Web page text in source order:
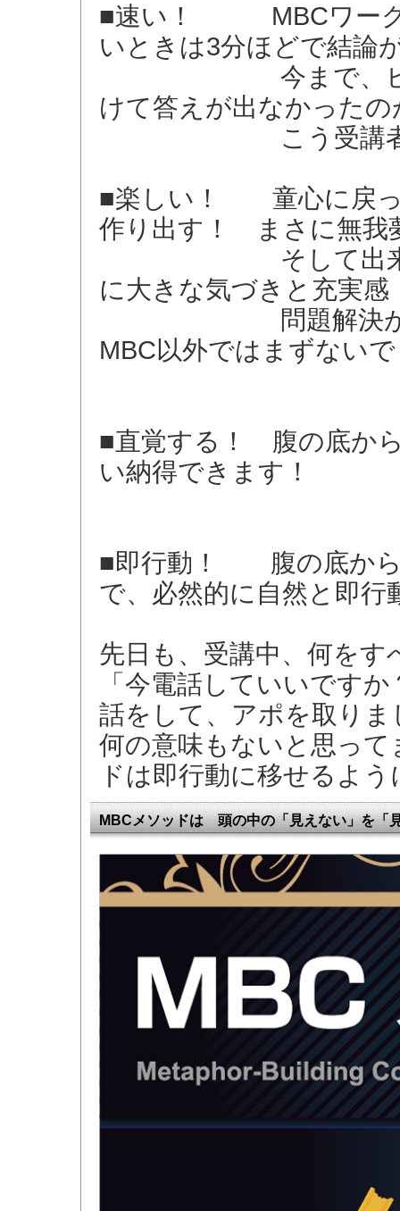
■速い！ MBCワーク
いときは3分ほどで結論
今まで、ビジネ
けて答えが出なかった
こう受講者の多
■楽しい！ 童心に戻っ
作り出す！ まさに無我
そして出来上が
に大きな気づきと充実
問題解決がワク
MBC以外ではまずない
■直覚する！ 腹の底か
い納得できます！
■即行動！ 腹の底から
で、必然的に自然と即行
先日も、受講中、何を
「今電話していいです
話をして、アポを取り
何の意味もないと思っ
ドは即行動に移せるよ
MBCメソッドは 頭の中の「見えない」を「